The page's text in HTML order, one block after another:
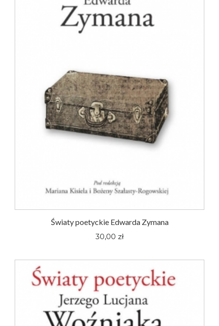
Światy poetyckie Edwarda Zymana
30,00 zł